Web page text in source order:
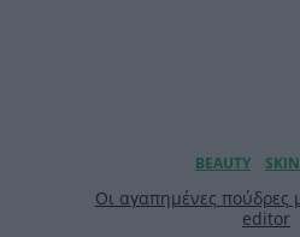
Οι αγαπημένες πούδρες
editor